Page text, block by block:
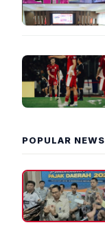
POPULAR NEWS